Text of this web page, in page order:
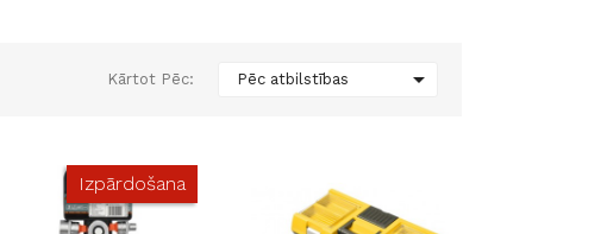
Kārtot Pēc: Pēc atbilstības 
Izpārdošana